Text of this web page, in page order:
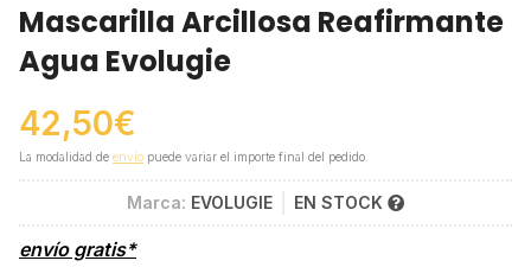
Mascarilla Arcillosa Reafirmante
Agua Evolugie
42,50€
La modalidad de envío puede variar el importe final del pedido.
Marca: EVOLUGIE EN STOCK
envío gratis*